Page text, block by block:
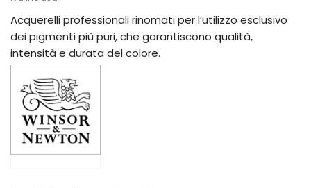
Acquerelli professionali rinomati per l’utilizzo esclusivo
dei pigmenti più puri, che garantiscono qualità,
intensità e durata del colore.